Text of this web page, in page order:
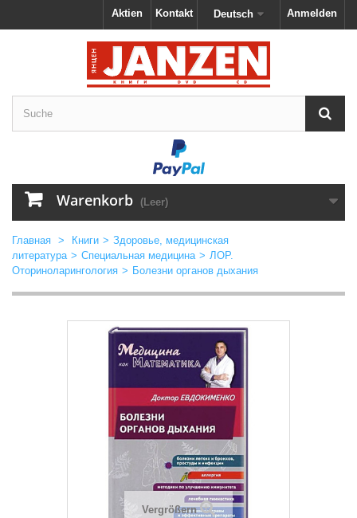
Anmelden
Deutsch
Kontakt
Aktien
Warenkorb (Leer)
Главная > Книги > Здоровье, медицинская
литература > Специальная медицина > ЛОР.
Оториноларингология > Болезни органов дыхания
Vergrößern